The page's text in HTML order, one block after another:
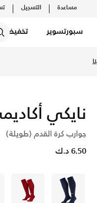
مساعدة التسجيل
سبورتسوير
نايكي
جوارب كرة القدم (طويلة)
6.50 د.ك
أزرق مارون